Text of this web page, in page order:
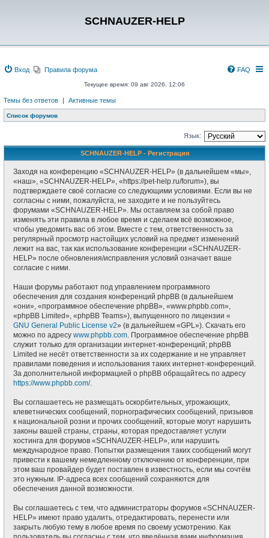
SCHNAUZER-HELP
Вход Правила форума FAQ
Текущее время: 09 авг 2026, 12:06
Темы без ответов | Активные темы
Список форумов
Язык:
SCHNAUZER-HELP - Регистрация
Заходя на конференцию «SCHNAUZER-HELP» (в дальнейшем «мы»,
«наш», «SCHNAUZER-HELP», «https://pet-help.ru/forum»), вы
подтверждаете своё согласие со следующими условиями. Если вы не
согласны с ними, пожалуйста, не заходите и не пользуйтесь
форумами «SCHNAUZER-HELP». Мы оставляем за собой право
изменять эти правила в любое время и сделаем всё возможное,
чтобы уведомить вас об этом. Вместе с тем, ответственность за
регулярный просмотр настойщих условий на предмет изменений
лежит на вас, так как использование конференции «SCHNAUZER-
HELP» после обновления/исправления условий означает ваше
согласие с ними.
Наши форумы работают под управлением программного
обеспечения для создания конференций phpBB (в дальнейшем
«они», «программное обеспечение phpBB», «www.phpbb.com»,
«phpBB Limited», «phpBB Teams»), выпущенного по лицензии «
GNU General Public License v2» (в дальнейшем «GPL»). Скачать его
можно по адресу www.phpbb.com . Программное обеспечение phpBB
служит только для организации интернет-конференций; phpBB
Limited не несёт ответственности за их содержание и не управляет
правилами поведения и использования таких интернет-конференций.
За дополнительной информацией о phpBB обращайтесь по адресу
https://www.phpbb.com/.
Вы соглашаетесь не размещать оскорбительных, угрожающих,
клеветнических сообщений, порнографических сообщений, призывов
к национальной розни и прочих сообщений, которые могут нарушить
законы вашей страны, страны, которая предоставляет услуги
хостинга для форумов «SCHNAUZER-HELP», или нарушить
международное право. Попытки размещения таких сообщений могут
привести к вашему немедленному отключению от конференции, при
этом ваш провайдер будет поставлен в известность, если мы сочтём
это нужным. IP-адреса всех сообщений сохраняются для
обеспечения данной возможности.
Вы соглашаетесь с тем, что администраторы форумов «SCHNAUZER-
HELP» имеют право удалить, отредактировать, перенести или
закрыть любую тему в любое время по своему усмотрению. Как